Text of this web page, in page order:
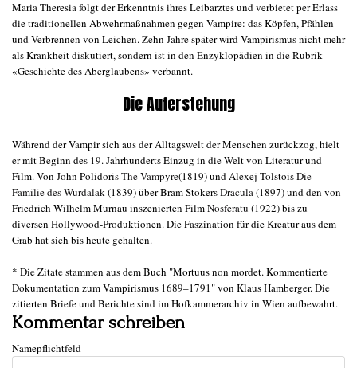
Maria Theresia folgt der Erkenntnis ihres Leibarztes und verbietet per Erlass
die traditionellen Abwehrmaßnahmen gegen Vampire: das Köpfen, Pfählen
und Verbrennen von Leichen. Zehn Jahre später wird Vampirismus nicht mehr
als Krankheit diskutiert, sondern ist in den Enzyklopädien in die Rubrik
«Geschichte des Aberglaubens» verbannt.
Die Auferstehung
Während der Vampir sich aus der Alltagswelt der Menschen zurückzog, hielt
er mit Beginn des 19. Jahrhunderts Einzug in die Welt von Literatur und
Film. Von John PolidorisThe Vampyre(1819) und Alexej TolstoisDie
Familie des Wurdalak(1839) über Bram StokersDracula(1897) und den von
Friedrich Wilhelm Murnau inszenierten FilmNosferatu (1922) bis zu
diversen Hollywood-Produktionen. Die Faszination für die Kreatur aus dem
Grab hat sich bis heute gehalten.
* Die Zitate stammen aus dem Buch "Mortuus non mordet. Kommentierte
Dokumentation zum Vampirismus 1689–1791" von Klaus Hamberger. Die
zitierten Briefe und Berichte sind im Hofkammerarchiv in Wien aufbewahrt.
Kommentar schreiben
Namepflichtfeld